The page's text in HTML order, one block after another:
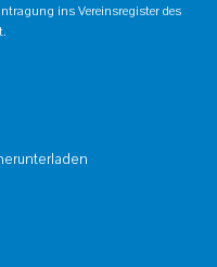
ins Vereinsregister des